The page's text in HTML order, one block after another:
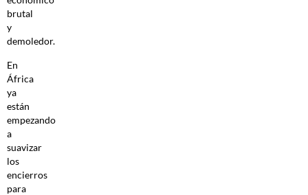
brutal
y
demoledor.
En
África
ya
están
empezando
a
suavizar
los
encierros
para